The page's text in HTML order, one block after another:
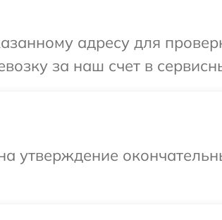
адресу для
за наш счет в
утверждение